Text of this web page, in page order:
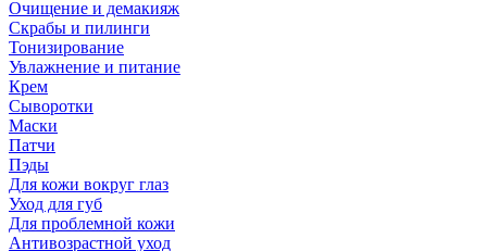
Очищение и демакияж
Скрабы и пилинги
Тонизирование
Увлажнение и питание
Крем
Сыворотки
Маски
Патчи
Пэды
Для кожи вокруг глаз
Уход для губ
Для проблемной кожи
Антивозрастной уход